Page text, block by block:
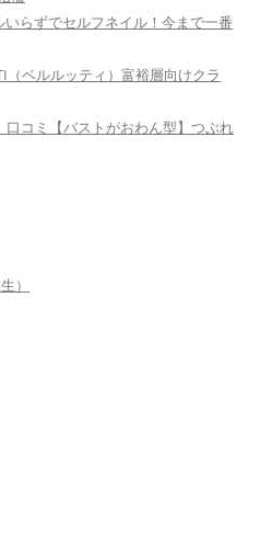
らずでセルフネイル！今まで一番
（ベルルッティ）富裕層向けクラ
コミ【バストがおわん型】つぶれ
）